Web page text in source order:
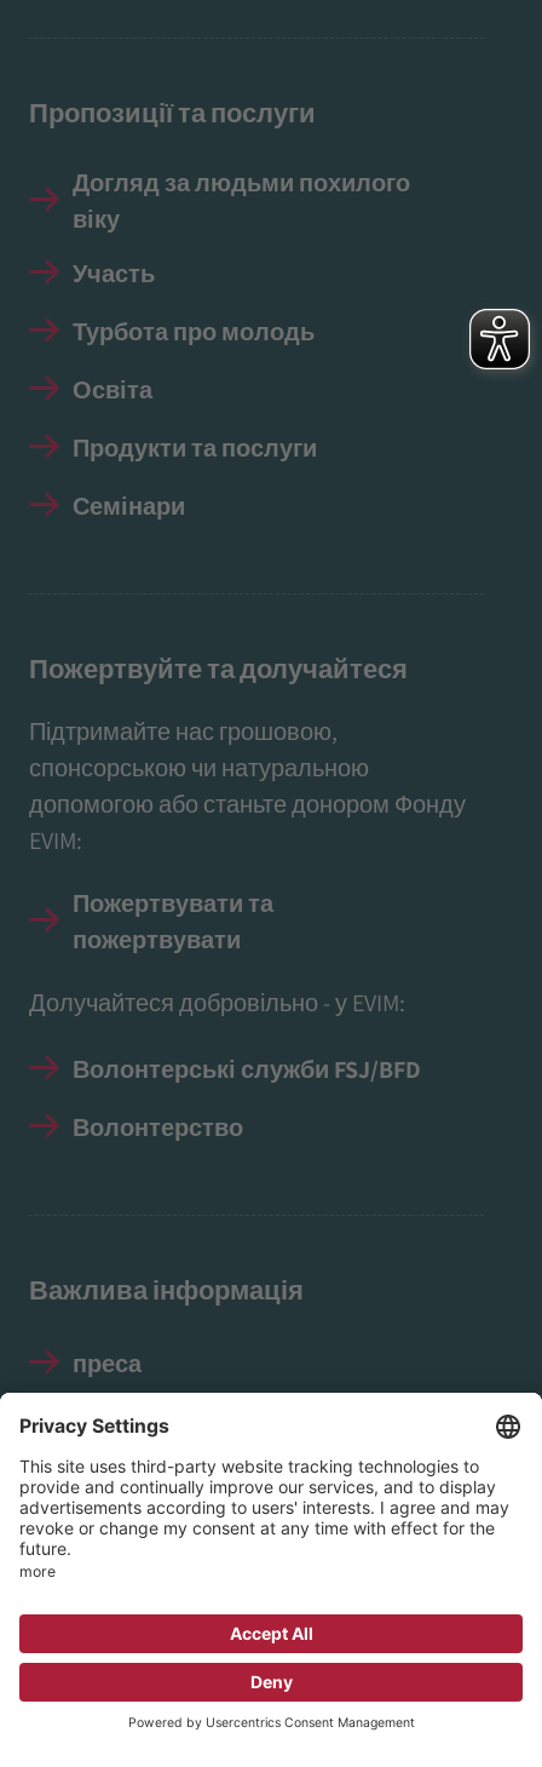
Пропозиції та послуги
Догляд за людьми похилого
віку
Участь
Турбота про молодь
Освіта
Продукти та послуги
Семінари
Пожертвуйте та долучайтеся
Підтримайте нас грошовою,
спонсорською чи натуральною
допомогою або станьте донором Фонду
EVIM:
Пожертвувати та
пожертвувати
Долучайтеся добровільно - у EVIM:
Волонтерські служби FSJ/BFD
Волонтерство
Важлива інформація
преса
Відбиток
Захист даних
Правила використання
© 2026 EVIM – Протестантське об'єднання
внутрішньої місії в Нассау